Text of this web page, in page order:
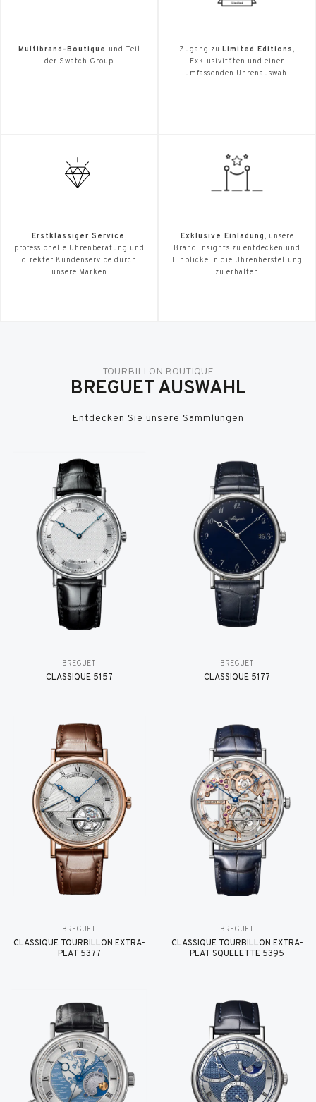
Multibrand-Boutique
und Teil
der Swatch Group
Zugang zu Limited Editions,
Exklusivitäten und einer
umfassenden Uhrenauswahl
Erstklassiger Service,
professionelle Uhrenberatung und
direkter Kundenservice durch
unsere Marken
Exklusive Einladung, unsere
Brand Insights zu entdecken und
Einblicke in die Uhrenherstellung
zu erhalten
TOURBILLON BOUTIQUE
BREGUET AUSWAHL
Entdecken Sie unsere Sammlungen
BREGUET
CLASSIQUE 5157
BREGUET
CLASSIQUE 5177
BREGUET
CLASSIQUE TOURBILLON EXTRA-
PLAT 5377
BREGUET
CLASSIQUE TOURBILLON EXTRA-
PLAT SQUELETTE 5395